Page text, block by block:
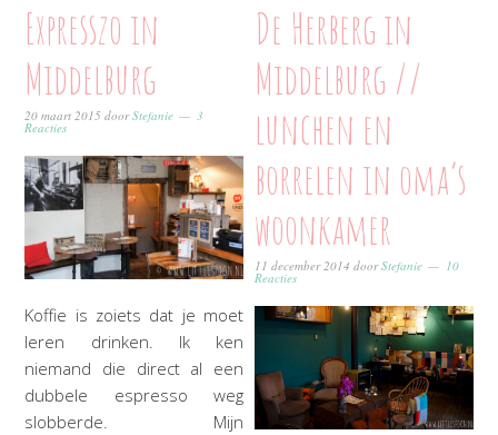
Expresszo in
Middelburg
20 maart 2015 doorStefanie 3
Reacties
Koffie is zoiets dat je moet
leren drinken. Ik ken
niemand die direct al een
dubbele espresso weg
slobberde. Mijn
De Herberg in
Middelburg //
lunchen en
borrelen in oma’s
woonkamer
11 december 2014 doorStefanie 10
Reacties